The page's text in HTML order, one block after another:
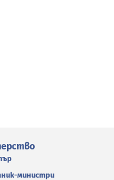
министри